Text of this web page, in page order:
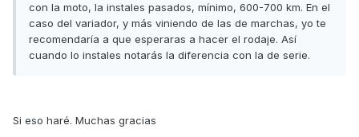
con la moto, la instales pasados, mínimo, 600-700 km. En el
caso del variador, y más viniendo de las de marchas, yo te
recomendaría a que esperaras a hacer el rodaje. Así
cuando lo instales notarás la diferencia con la de serie.
Si eso haré. Muchas gracias